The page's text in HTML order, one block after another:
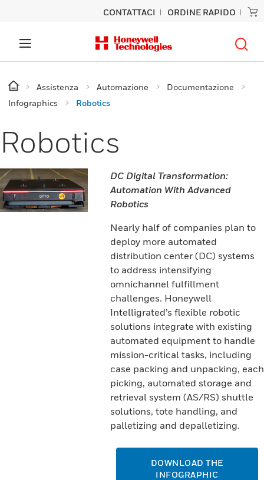
CONTATTACI ORDINE RAPIDO
Assistenza Automazione
Documentazione
Infographics
Robotics
Robotics
DC Digital Transformation:
Automation With Advanced
Robotics
Nearly half of companies plan to
deploy more automated
distribution center (DC) systems
to address intensifying
omnichannel fulfillment
challenges. Honeywell
Intelligrated’s flexible robotic
solutions integrate with existing
automated equipment to handle
mission-critical tasks, including
case packing and unpacking, each
picking, automated storage and
retrieval system (AS/RS) shuttle
solutions, tote handling, and
palletizing and depalletizing.
DOWNLOAD THE
INFOGRAPHIC